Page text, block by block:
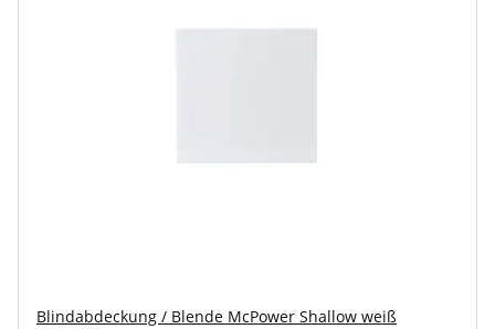
Blindabdeckung / Blende McPower Shallow weiß